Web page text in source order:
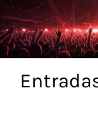
Skip
to
content